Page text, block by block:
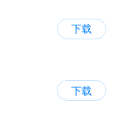
下载
下载